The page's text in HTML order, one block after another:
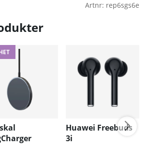
Artnr: rep6sgs6e
Huawei Freebuds
3i